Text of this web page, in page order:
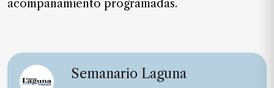
acompañamiento programadas.
Semanario Laguna